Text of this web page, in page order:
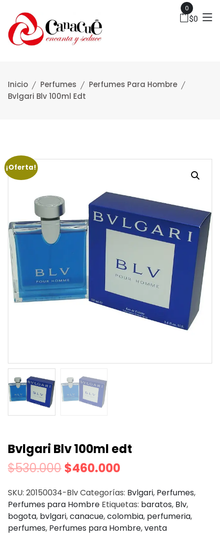
0
$0
Inicio Perfumes
Perfumes Para Hombre
Bvlgari Blv 100ml Edt
¡Oferta!
Bvlgari Blv 100ml edt
$530.000 $460.000
SKU: 20150034-BlvCategorías: Bvlgari, Perfumes,
Perfumes para Hombre Etiquetas: baratos, Blv,
bogota, bvlgari,canacue,colombia, perfumeria,
perfumes, Perfumes para Hombre,venta